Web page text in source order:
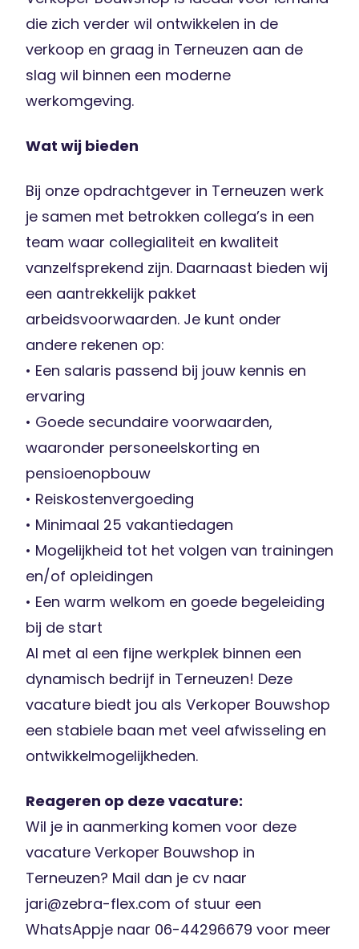
die zich verder wil ontwikkelen in de
verkoop en graag in Terneuzen aan de
slag wil binnen een moderne
werkomgeving.
Wat wij bieden
Bij onze opdrachtgever in Terneuzen werk
je samen met betrokken collega’s in een
team waar collegialiteit en kwaliteit
vanzelfsprekend zijn. Daarnaast bieden wij
een aantrekkelijk pakket
arbeidsvoorwaarden. Je kunt onder
andere rekenen op:
• Een salaris passend bij jouw kennis en
ervaring
• Goede secundaire voorwaarden,
waaronder personeelskorting en
pensioenopbouw
• Reiskostenvergoeding
• Minimaal 25 vakantiedagen
• Mogelijkheid tot het volgen van trainingen
en/of opleidingen
• Een warm welkom en goede begeleiding
bij de start
Al met al een fijne werkplek binnen een
dynamisch bedrijf in Terneuzen! Deze
vacature biedt jou als Verkoper Bouwshop
een stabiele baan met veel afwisseling en
ontwikkelmogelijkheden.
Reageren op deze vacature:
Wil je in aanmerking komen voor deze
vacature Verkoper Bouwshop in
Terneuzen? Mail dan je cv naar
jari@zebra-flex.com of stuur een
WhatsAppje naar 06-44296679 voor meer